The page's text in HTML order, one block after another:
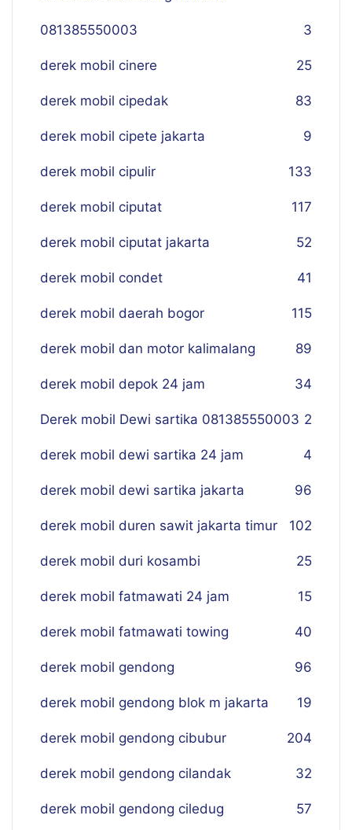
081385550003 3
derek mobil cinere 25
derek mobil cipedak 83
derek mobil cipete jakarta 9
derek mobil cipulir 133
derek mobil ciputat 117
derek mobil ciputat jakarta 52
derek mobil condet 41
derek mobil daerah bogor 115
derek mobil dan motor kalimalang 89
derek mobil depok 24 jam 34
Derek mobil Dewi sartika 081385550003 2
derek mobil dewi sartika 24 jam 4
derek mobil dewi sartika jakarta 96
derek mobil duren sawit jakarta timur 102
derek mobil duri kosambi 25
derek mobil fatmawati 24 jam 15
derek mobil fatmawati towing 40
derek mobil gendong 96
derek mobil gendong blok m jakarta 19
derek mobil gendong cibubur 204
derek mobil gendong cilandak 32
derek mobil gendong ciledug 57